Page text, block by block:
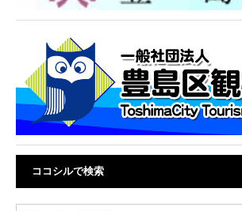
ココシルで検索